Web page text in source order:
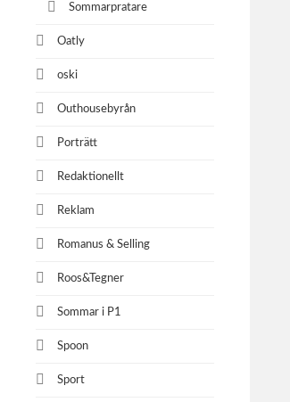
Sommarpratare
Oatly
oski
Outhousebyrån
Porträtt
Redaktionellt
Reklam
Romanus & Selling
Roos&Tegner
Sommar i P1
Spoon
Sport